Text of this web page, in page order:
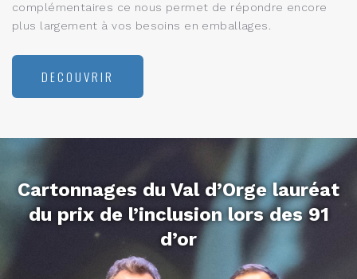
complémentaires ce nous permet de répondre encore
plus largement à vos besoins en emballages.
DECOUVRIR
Cartonnages du Val d’Orge lauréat
du prix de l’inclusion lors des 91
d’or